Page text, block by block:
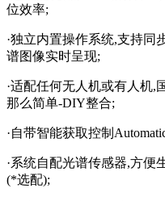
位效率;
·独立内置操作系统,支持同
谱图像实时呈现;
·适配任何无人机或有人机,
那么简单-DIY整合;
·自带智能获取控制
·系统自配光谱传感器,方便
(*选配);